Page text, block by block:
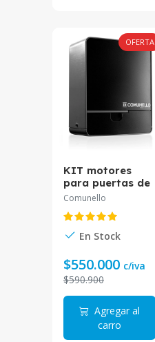
OFERTA
KIT motores
para puertas de
corredera uso
industrial. 24V
Hasta 1000 Kg
Comunello
En Stock
$550.000 c/iva
$590.900
Agregar al
carro